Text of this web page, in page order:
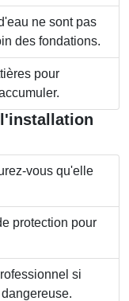
ne sont pas
des fondations.
pour
vous qu'elle
protection pour
si